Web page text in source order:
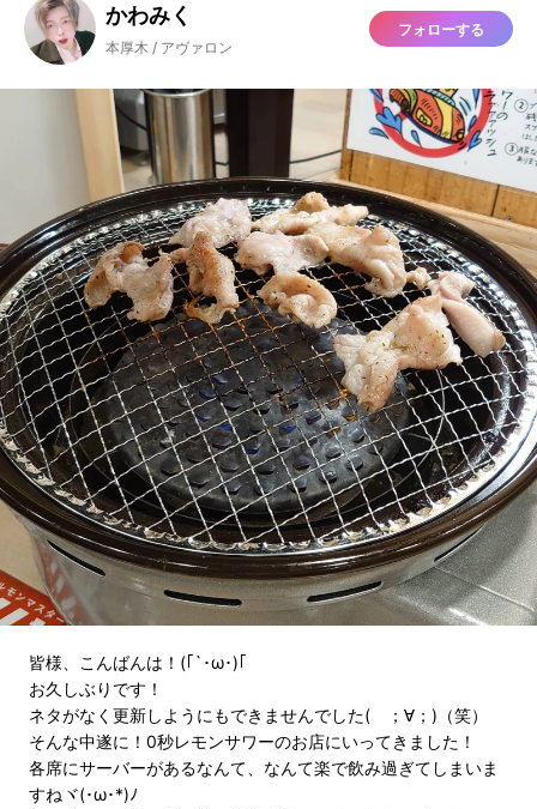
かわみく
本厚木 / アヴァロン
フォローする
皆様、こんばんは！(｢`･ω･)｢
お久しぶりです！
ネタがなく更新しようにもできませんでした( ；∀；)（笑）
そんな中遂に！0秒レモンサワーのお店にいってきました！
各席にサーバーがあるなんて、なんて楽で飲み過ぎてしまいま
すねヾ(･ω･*)ﾉ